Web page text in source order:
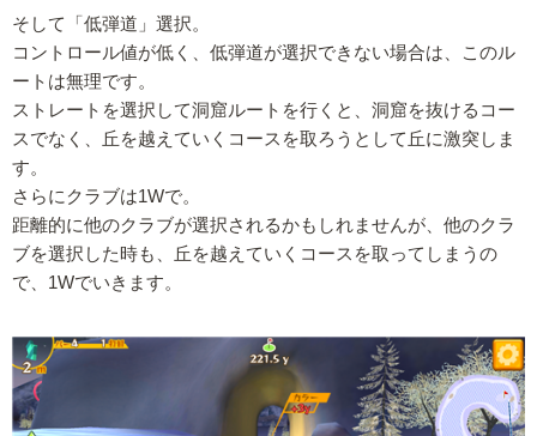
そして「低弾道」選択。
コントロール値が低く、低弾道が選択できない場合は、このル
ートは無理です。
ストレートを選択して洞窟ルートを行くと、洞窟を抜けるコー
スでなく、丘を越えていくコースを取ろうとして丘に激突しま
す。
さらにクラブは1Wで。
距離的に他のクラブが選択されるかもしれませんが、他のクラ
ブを選択した時も、丘を越えていくコースを取ってしまうの
で、1Wでいきます。